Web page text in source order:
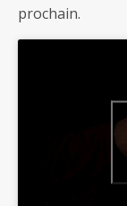
prochain.